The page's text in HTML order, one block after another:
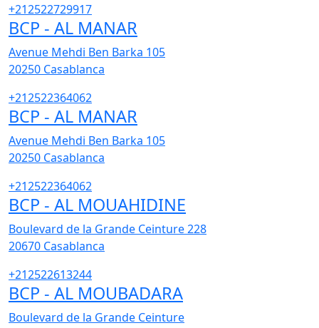
+212522729917
BCP - AL MANAR
Avenue Mehdi Ben Barka 105
20250 Casablanca
+212522364062
BCP - AL MANAR
Avenue Mehdi Ben Barka 105
20250 Casablanca
+212522364062
BCP - AL MOUAHIDINE
Boulevard de la Grande Ceinture 228
20670 Casablanca
+212522613244
BCP - AL MOUBADARA
Boulevard de la Grande Ceinture